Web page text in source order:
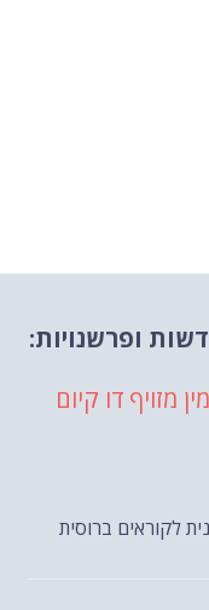
ופרשנויות:
מזויף דו קיום
לקוראים ברוסית